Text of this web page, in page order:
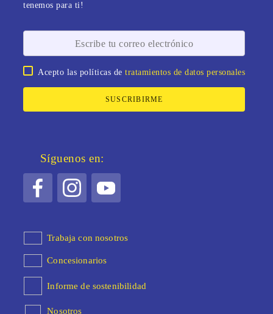
tenemos para ti!
Acepto las políticas detratamientos de datos personales
SUSCRIBIRME
Síguenos en:
Trabaja con nosotros
Concesionarios
Informe de sostenibilidad
Nosotros